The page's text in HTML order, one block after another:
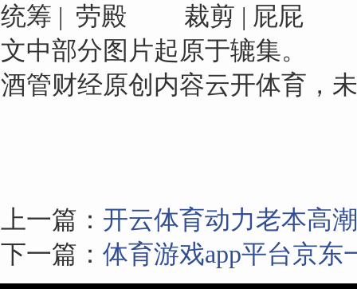
统筹 | 劳殿 裁剪 | 屁屁
文中部分图片起原于辘集。
酒管财经原创内容云开体育，
上一篇： 开云体育动力老本高
下一篇： 体育游戏app平台京